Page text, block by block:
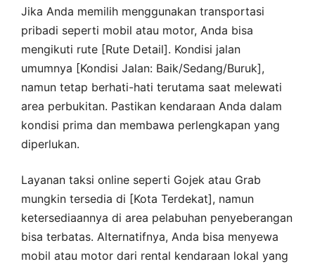
Jika Anda memilih menggunakan transportasi
pribadi seperti mobil atau motor, Anda bisa
mengikuti rute [Rute Detail]. Kondisi jalan
umumnya [Kondisi Jalan: Baik/Sedang/Buruk],
namun tetap berhati-hati terutama saat melewati
area perbukitan. Pastikan kendaraan Anda dalam
kondisi prima dan membawa perlengkapan yang
diperlukan.
Layanan taksi online seperti Gojek atau Grab
mungkin tersedia di [Kota Terdekat], namun
ketersediaannya di area pelabuhan penyeberangan
bisa terbatas. Alternatifnya, Anda bisa menyewa
mobil atau motor dari rental kendaraan lokal yang